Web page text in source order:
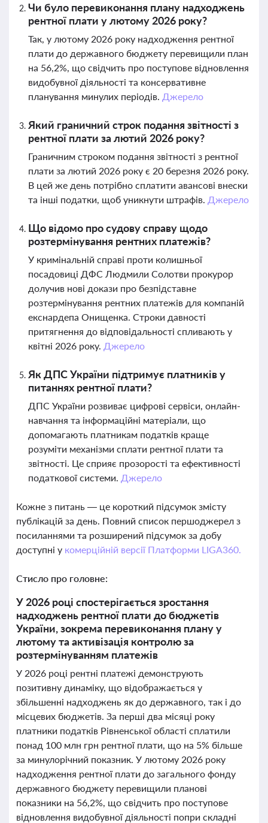
Чи було перевиконання плану надходжень
рентної плати у лютому 2026 року?
Так, у лютому 2026 року надходження рентної
плати до державного бюджету перевищили план
на 56,2%, що свідчить про поступове відновлення
видобувної діяльності та консервативне
планування минулих періодів. Джерело
Який граничний строк подання звітності з
рентної плати за лютий 2026 року?
Граничним строком подання звітності з рентної
плати за лютий 2026 року є 20 березня 2026 року.
В цей же день потрібно сплатити авансові внески
та інші податки, щоб уникнути штрафів. Джерело
Що відомо про судову справу щодо
розтермінування рентних платежів?
У кримінальній справі проти колишньої
посадовиці ДФС Людмили Солотви прокурор
долучив нові докази про безпідставне
розтермінування рентних платежів для компаній
екснардепа Онищенка. Строки давності
притягнення до відповідальності спливають у
квітні 2026 року. Джерело
Як ДПС України підтримує платників у
питаннях рентної плати?
ДПС України розвиває цифрові сервіси, онлайн-
навчання та інформаційні матеріали, що
допомагають платникам податків краще
розуміти механізми сплати рентної плати та
звітності. Це сприяє прозорості та ефективності
податкової системи. Джерело
Кожне з питань — це короткий підсумок змісту
публікацій за день. Повний список першоджерел з
посиланнями та розширений підсумок за добу
доступні у комерційній версії Платформи LIGA360.
Стисло про головне:
У 2026 році спостерігається зростання
надходжень рентної плати до бюджетів
України, зокрема перевиконання плану у
лютому та активізація контролю за
розтермінуванням платежів
У 2026 році рентні платежі демонструють
позитивну динаміку, що відображається у
збільшенні надходжень як до державного, так і до
місцевих бюджетів. За перші два місяці року
платники податків Рівненської області сплатили
понад 100 млн грн рентної плати, що на 5% більше
за минулорічний показник. У лютому 2026 року
надходження рентної плати до загального фонду
державного бюджету перевищили планові
показники на 56,2%, що свідчить про поступове
відновлення видобувної діяльності попри складні